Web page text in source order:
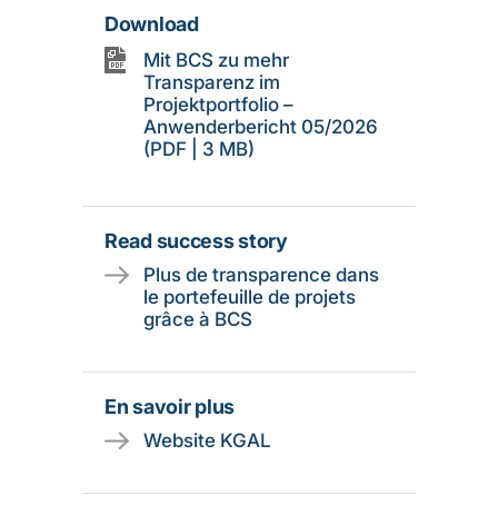
Download
Mit BCS zu mehr
Transparenz im
Projektportfolio –
Anwenderbericht 05/2026
(PDF | 3 MB)
Read success story
Plus de transparence dans
le portefeuille de projets
grâce à BCS
En savoir plus
Website KGAL